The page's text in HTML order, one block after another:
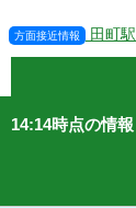
方面接近情報 田町
14:14時点の情報